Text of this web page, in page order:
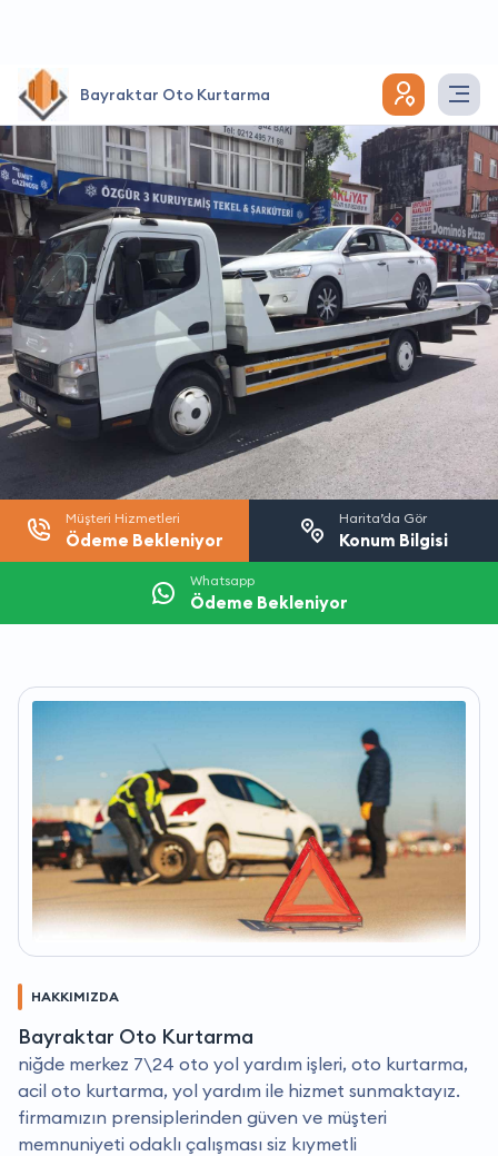
Bayraktar Oto Kurtarma
Müşteri Hizmetleri
Ödeme Bekleniyor
Harita’da Gör
Konum Bilgisi
Whatsapp
Ödeme Bekleniyor
HAKKIMIZDA
Bayraktar Oto Kurtarma
niğde merkez 7\24 oto yol yardım işleri, oto kurtarma,
acil oto kurtarma, yol yardım ile hizmet sunmaktayız.
firmamızın prensiplerinden güven ve müşteri
memnuniyeti odaklı çalışması siz kıymetli